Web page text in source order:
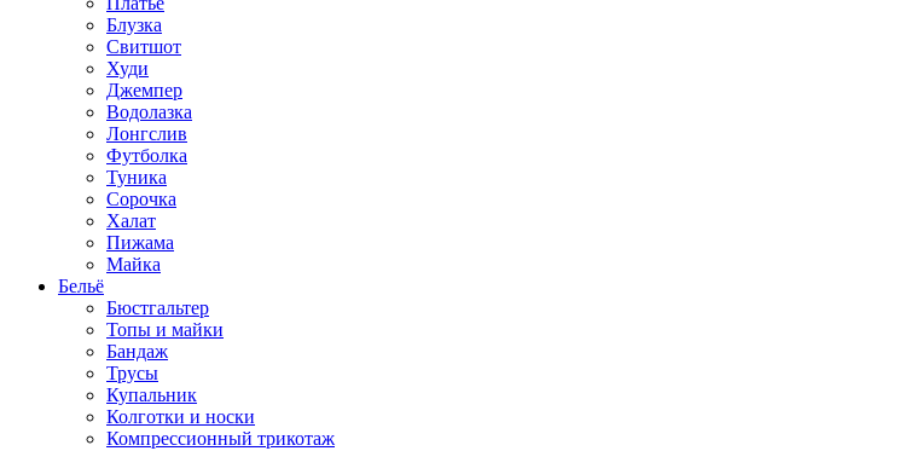
Блузка
Свитшот
Худи
Джемпер
Водолазка
Лонгслив
Футболка
Туника
Сорочка
Халат
Пижама
Майка
Бельё
Бюстгальтер
Топы и майки
Бандаж
Трусы
Купальник
Колготки и носки
Компрессионный трикотаж